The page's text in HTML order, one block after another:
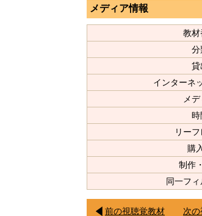
メディア情報
教材
分
貸
インターネ
メ
時
リー
購
制作
同一フ
前の視聴覚教材 次